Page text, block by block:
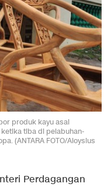
produk kayu asal
tiba di pelabuhan-
(ANTARA FOTO/Aloysius
Perdagangan